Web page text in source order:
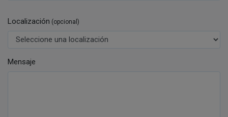
Localización (opcional)
Mensaje